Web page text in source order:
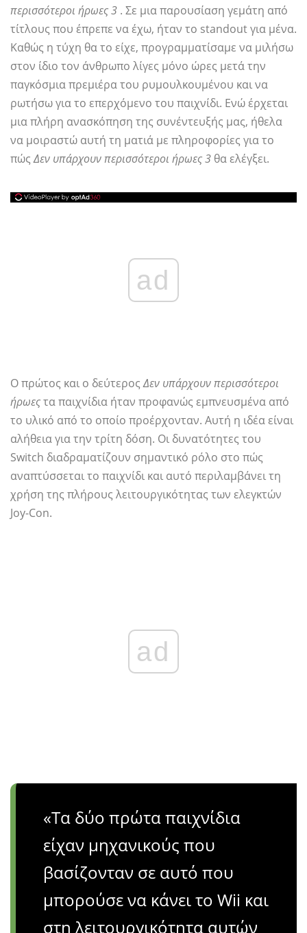
περισσότεροι ήρωες 3 . Σε μια παρουσίαση γεμάτη από
τίτλους που έπρεπε να έχω, ήταν το standout για μένα.
Καθώς η τύχη θα το είχε, προγραμματίσαμε να μιλήσω
στον ίδιο τον άνθρωπο λίγες μόνο ώρες μετά την
παγκόσμια πρεμιέρα του ρυμουλκουμένου και να
ρωτήσω για το επερχόμενο του παιχνίδι. Ενώ έρχεται
μια πλήρη ανασκόπηση της συνέντευξής μας, ήθελα
να μοιραστώ αυτή τη ματιά με πληροφορίες για το
πώςΔεν υπάρχουν περισσότεροι ήρωες 3 θα ελέγξει.
ad
Ο πρώτος και ο δεύτεροςΔεν υπάρχουν περισσότεροι
ήρωεςτα παιχνίδια ήταν προφανώς εμπνευσμένα από
το υλικό από το οποίο προέρχονταν. Αυτή η ιδέα είναι
αλήθεια για την τρίτη δόση. Οι δυνατότητες του
Switch διαδραματίζουν σημαντικό ρόλο στο πώς
αναπτύσσεται το παιχνίδι και αυτό περιλαμβάνει τη
χρήση της πλήρους λειτουργικότητας των ελεγκτών
Joy-Con.
ad
«Τα δύο πρώτα παιχνίδια
είχαν μηχανικούς που
βασίζονταν σε αυτό που
μπορούσε να κάνει το Wii και
στη λειτουργικότητα αυτών